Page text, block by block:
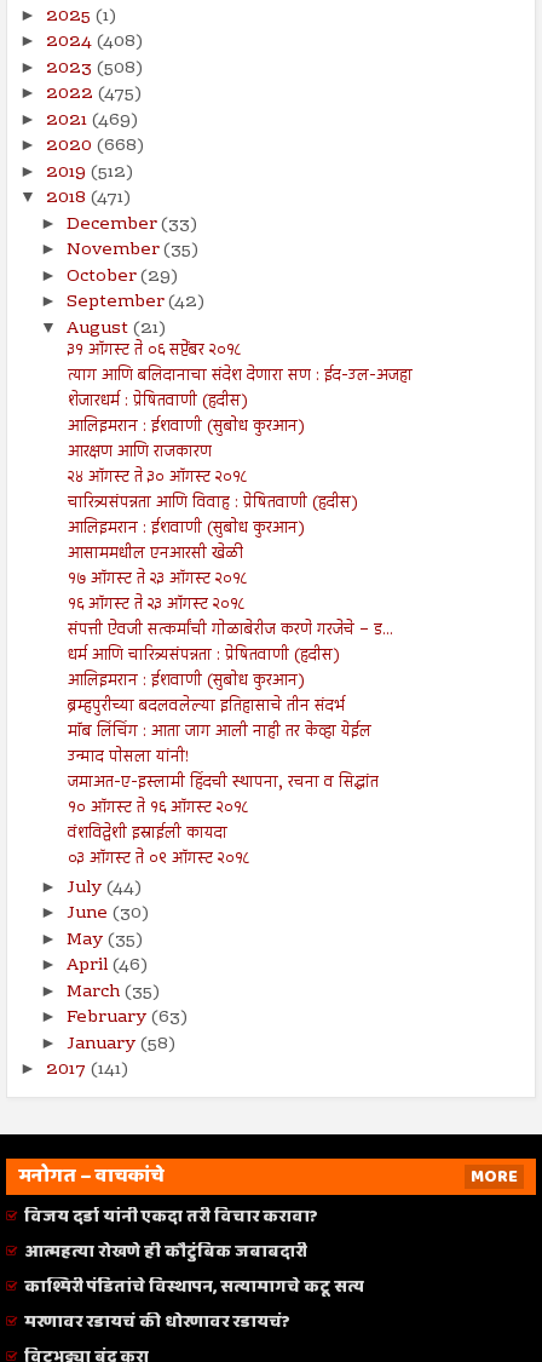
► 2025 (1)
► 2024(408)
► 2023 (508)
► 2022 (475)
► 2021(469)
► 2020 (668)
► 2019 (512)
▼ 2018 (471)
► December(33)
► November(35)
► October(29)
► September(42)
▼ August(21)
३१ ऑगस्ट ते ०६ सप्टेंबर २०१८
त्याग आणि बलिदानाचा संदेश देणारा सण : ईद-उल-अजहा
शेजारधर्म : प्रेषितवाणी (हदीस)
आलिइमरान : ईशवाणी (सुबोध कुरआन)
आरक्षण आणि राजकारण
२४ ऑगस्ट ते ३० ऑगस्ट २०१८
चारित्र्यसंपन्नता आणि विवाह : प्रेषितवाणी (हदीस)
आलिइमरान : ईशवाणी (सुबोध कुरआन)
आसाममधील एनआरसी खेळी
१७ ऑगस्ट ते २३ ऑगस्ट २०१८
१६ ऑगस्ट ते २३ ऑगस्ट २०१८
संपत्ती ऐवजी सत्कर्मांची गोळाबेरीज करणे गरजेचे – ड...
धर्म आणि चारित्र्यसंपन्नता : प्रेषितवाणी (हदीस)
आलिइमरान : ईशवाणी (सुबोध कुरआन)
ब्रम्हपुरीच्या बदलवलेल्या इतिहासाचे तीन संदर्भ
मॉब लिंचिंग : आता जाग आली नाही तर केव्हा येईल
उन्माद पोसला यांनी!
जमाअत-ए-इस्लामी हिंदची स्थापना, रचना व सिद्धांत
१० ऑगस्ट ते १६ ऑगस्ट २०१८
वंशविद्वेशी इस्राईली कायदा
०३ ऑगस्ट ते ०९ ऑगस्ट २०१८
► July(44)
► June (30)
► May(35)
► April(46)
► March(35)
► February(63)
► January(58)
► 2017 (141)
मनोगत – वाचकांचे
MORE
विजय दर्डा यांनी एकदा तरी विचार करावा?
आत्महत्या रोखणे ही कौटुंबिक जबाबदारी
काश्मिरी पंडितांचे विस्थापन, सत्यामागचे कटू सत्य
मरणावर रडायचं की धोरणावर रडायचं?